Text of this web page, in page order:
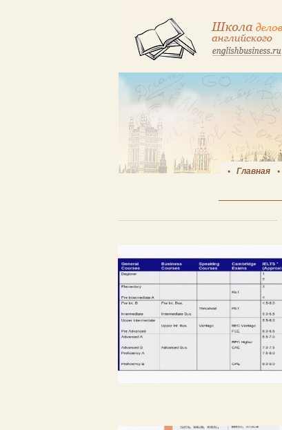
Главная